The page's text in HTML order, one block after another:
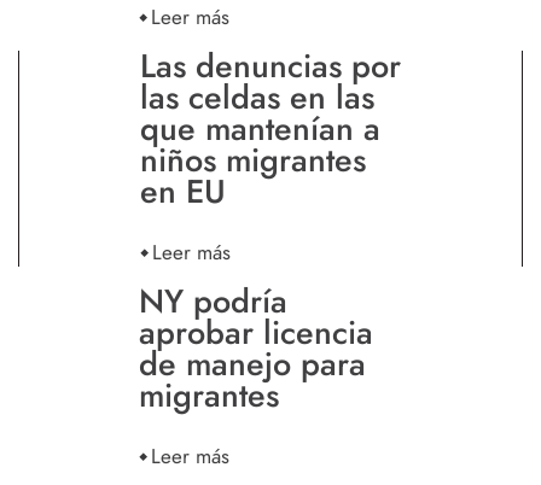
Leer más
Las denuncias por
las celdas en las
que mantenían a
niños migrantes
en EU
Leer más
NY podría
aprobar licencia
de manejo para
migrantes
Leer más